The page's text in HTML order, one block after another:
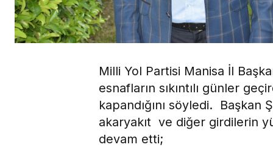
Milli Yol Partisi Manisa İl
esnafların sıkıntılı günler
kapandığını söyledi.
akaryakıt ve diğer girdilerin
devam etti;